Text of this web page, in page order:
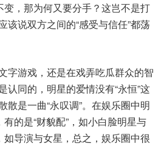
变，那为何又要分手？这岂不是打
该说双方之间的“感受与信任”都荡
字游戏，还是在戏弄吃瓜群众的智
认同的，明星的爱情没有“永恒”这
散是一曲“永叹调”。在娱乐圈中明
有的是“财貌配”，如小白脸明星与
如导演与女星，总之，娱乐圈中很